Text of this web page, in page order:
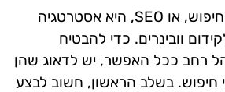
אופטימיזציה למנועי חיפוש, או SEO, היא אסטרטגיה
וובינרים. כדי להבטיח
רחב ככל האפשר, יש לדאוג שהן
חיפוש. בשלב הראשון, חשוב לבצע